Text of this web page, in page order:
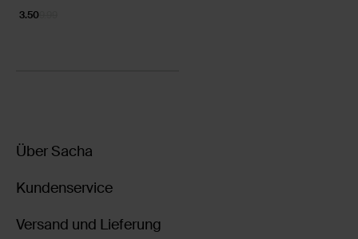
3.50
Über Sacha
Kundenservice
Versand und Lieferung